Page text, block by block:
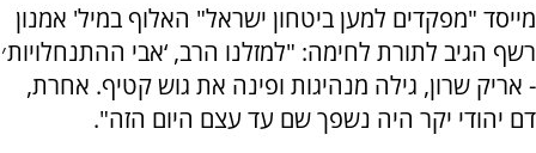
מייסד "מפקדים למען ביטחון ישראל" האלוף במיל' אמנון
רשף הגיב לתורת לחימה: "‏‎‎למזלנו הרב, ‘אבי ההתנחלויות׳
- אריק שרון, גילה מנהיגות ופינה את גוש קטיף. אחרת,
דם יהודי יקר היה נשפך שם עד עצם היום הזה".